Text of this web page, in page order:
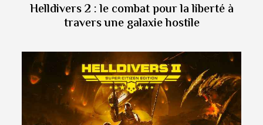
Helldivers 2 : le combat pour la liberté à
travers une galaxie hostile